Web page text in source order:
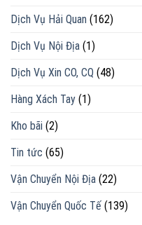
Dịch Vụ Hải Quan (162)
Dịch Vụ Nội Địa (1)
Dịch Vụ Xin CO, CQ (48)
Hàng Xách Tay (1)
Kho bãi (2)
Tin tức (65)
Vận Chuyển Nội Địa (22)
Vận Chuyển Quốc Tế (139)